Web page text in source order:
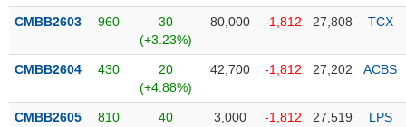
Theo
đặc
Không
CMBB2603 960
30
(+3.23%)
80,000 -1,812 27,808 TCX
CMBB2604 430
20
(+4.88%)
42,700 -1,812 27,202 ACBS
CMBB2605 810
40
3,000 -1,812 27,519 LPS
CỤ
ĐẦU